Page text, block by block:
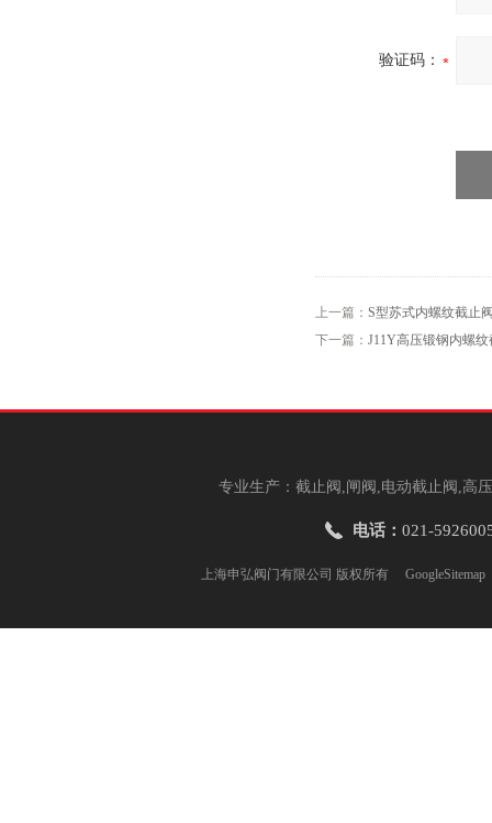
验证码：
上一篇： S型苏式内螺纹截止
下一篇： J11Y高压锻钢内螺
专业生产：截止阀,闸阀,电动截止阀,高
电话： 021-
上海申弘阀门有限公司 版权所有 GoogleSitemap